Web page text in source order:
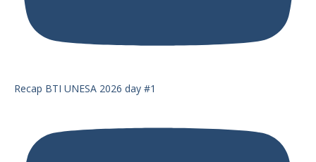
Recap BTI UNESA 2026 day #1